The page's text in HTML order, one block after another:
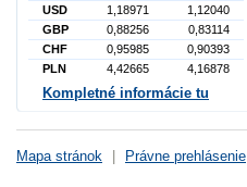
USD
1,18971
1,12040
GBP
0,88256
0,83114
CHF
0,95985
0,90393
PLN
4,42665 4,16878
Kompletné informácie tu
Mapa stránok Právne prehlásenie